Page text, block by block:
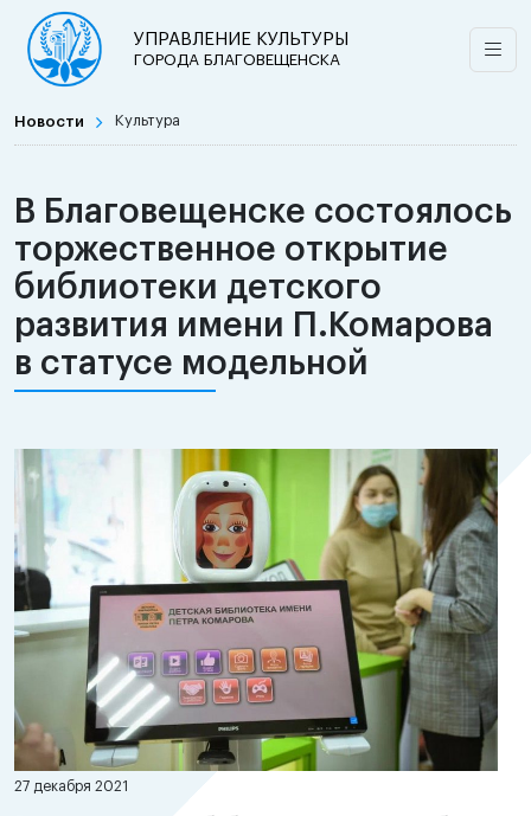
УПРАВЛЕНИЕ КУЛЬТУРЫ
ГОРОДА БЛАГОВЕЩЕНСКА
Новости Культура
В Благовещенске состоялось
торжественное открытие
библиотеки детского
развития имени П.Комарова
в статусе модельной
27 декабря 2021